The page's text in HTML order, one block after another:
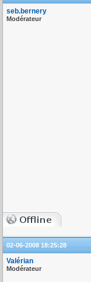
seb.bernery
Modérateur
02-06-2008 18:25:28
Valérian
Modérateur